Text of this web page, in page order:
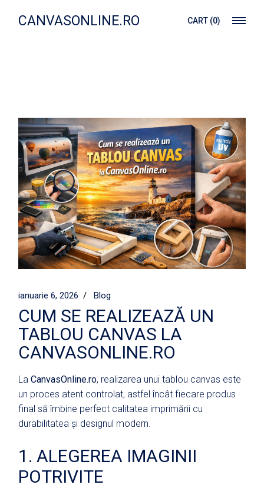
conținutCANVASONLINE.RO CART (0)
ianuarie 6, 2026 Blog
CUM SE REALIZEAZĂ UN
TABLOU CANVAS LA
CANVASONLINE.RO
LaCanvasOnline.ro, realizarea unui tablou canvas este
un proces atent controlat, astfel încât fiecare produs
final să îmbine perfect calitatea imprimării cu
durabilitatea și designul modern.
1. ALEGEREA IMAGINII
POTRIVITE